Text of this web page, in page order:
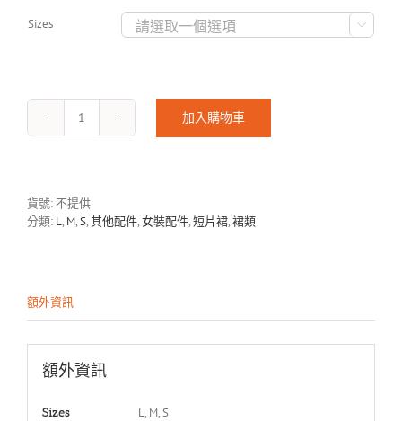
Sizes 
STRETCH
數
量
加入購物車
貨號:不提供
分類: L, M,S,其他配件,女裝配件,短片裙,裙類
額外資訊
額外資訊
Sizes L, M, S